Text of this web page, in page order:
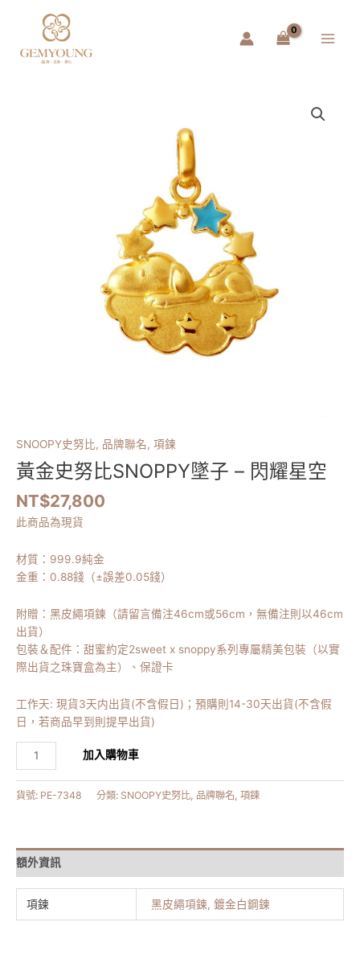
Menu
SNOOPY史努比, 品牌聯名, 項鍊
黃金史努比SNOPPY墜子 – 閃耀星空
NT$27,800
此商品為現貨
材質：999.9純金
金重：0.88錢（±誤差0.05錢）
附贈：黑皮繩項鍊（請留言備注46cm或56cm，無備注則以46cm
出貨）
包裝＆配件：甜蜜約定2sweet x snoppy系列專屬精美包裝（以實
際出貨之珠寶盒為主）、保證卡
工作天: 現貨3天内出貨(不含假日)；預購則14-30天出貨(不含假
日，若商品早到則提早出貨)
加入購物車
貨號: PE-7348 分類: SNOOPY史努比 品牌聯名 項鍊
額外資訊
項鍊 黑皮繩項鍊, 鍍金白鋼鍊